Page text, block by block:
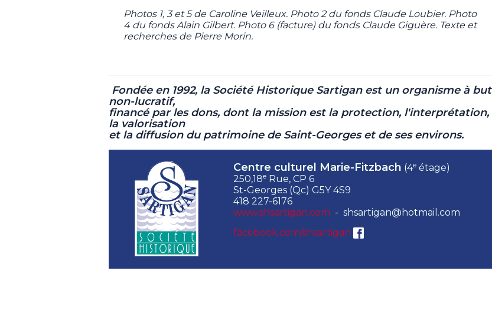
Photos 1, 3 et 5 de Caroline Veilleux. Photo 2 du fonds Claude Loubier. Photo
4 du fonds Alain Gilbert. Photo 6 (facture) du fonds Claude Giguère. Texte et
recherches de Pierre Morin.
Fondée en 1992, la Société Historique Sartigan est un organisme à but
non-lucratif,
financé par les dons, dont la mission est la protection, l'interprétation,
la valorisation
et la diffusion du patrimoine de Saint-Georges et de ses environs.
Centre culturel Marie-Fitzbach (4e étage)
250,18e Rue, CP 6
St-Georges (Qc) G5Y 4S9
418 227-6176
www.shsartigan.com - shsartigan@hotmail.com
facebook.com/shsartigan